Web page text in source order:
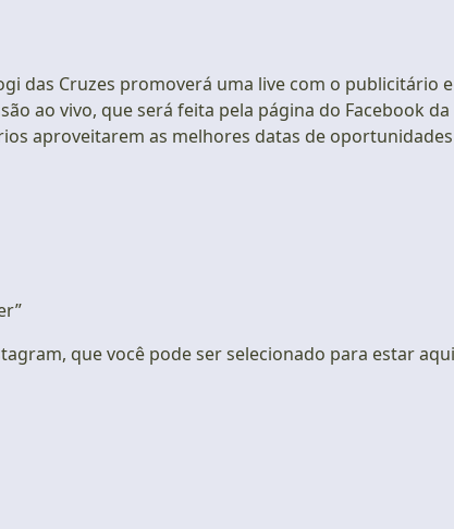
das Cruzes promoverá uma live com o publicitário e
ao vivo, que será feita pela página do Facebook da
aproveitarem as melhores datas de oportunidades
que você pode ser selecionado para estar